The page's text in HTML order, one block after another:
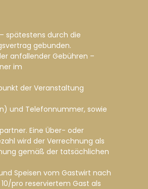
spätestens durch die
gebunden.
anfallender Gebühren –
im
der Veranstaltung
und Telefonnummer, sowie
Eine Über- oder
wird der Verrechnung als
gemäß der tatsächlichen
Speisen vom Gastwirt nach
pro reserviertem Gast als